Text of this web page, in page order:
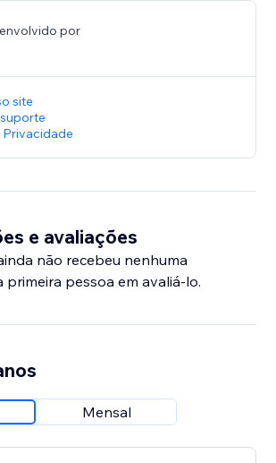
por
site
Privacidade
e avaliações
não recebeu nenhuma
primeira pessoa em avaliá-lo.
Mensal